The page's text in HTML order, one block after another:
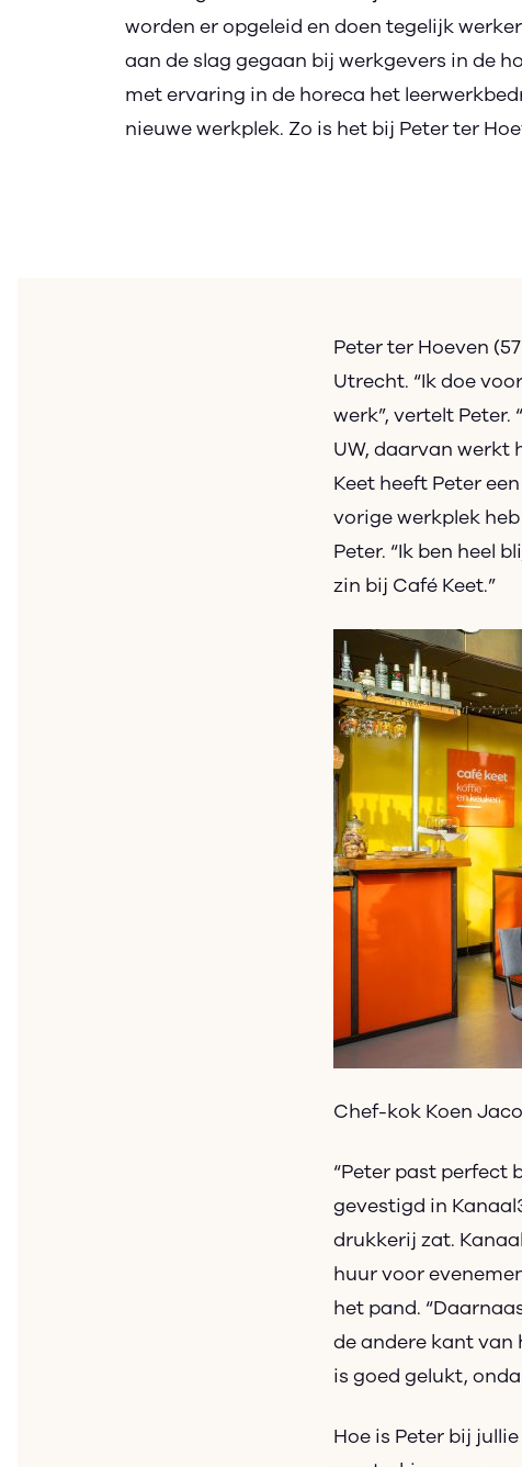
worden er opgeleid en doen tegelijk
aan de slag gegaan bij werkgevers in de
met ervaring in de horeca het
nieuwe werkplek. Zo is het bij Peter ter
Peter ter Hoeven
Utrecht. “Ik doe
werk”, vertelt Peter.
UW, daarvan werkt
Keet heeft Peter
vorige werkplek
Peter. “Ik ben heel
zin bij Café Keet.”
Chef-kok Koen
“Peter past perfect
gevestigd in
drukkerij zat.
huur voor
het pand.
de andere kant van
is goed gelukt,
Hoe is Peter bij